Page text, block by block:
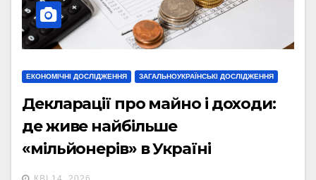
ЕКОНОМІЧНІ ДОСЛІДЖЕННЯ ЗАГАЛЬНОУКРАЇНСЬКІ ДОСЛІДЖЕННЯ
Декларації про майно і доходи:
де живе найбільше
«мільйонерів» в Україні
(інфографіка)